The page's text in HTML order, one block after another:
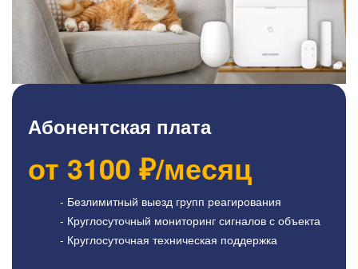
Абонентская плата
от 3100 ₽/месяц
- Безлимитный выезд групп реагирования
- Круглосуточный мониторинг сигналов с объекта
- Круглосуточная техническая поддержка